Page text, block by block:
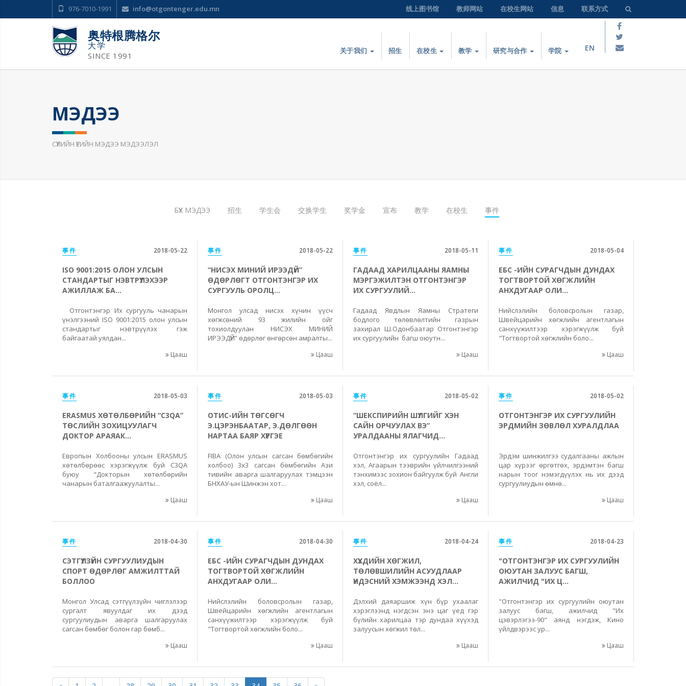
976-7010-1991 info@otgontenger.edu.mn 线上图书馆 教师网站 在校生网站 信息 联系方式
奥特根腾格尔
大学
SINCE 1991 关于我们 招生 在校生 教学 研究与合作 学院 EN
МЭДЭЭ
СҮҮЛИЙН ҮЕИЙН МЭДЭЭ МЭДЭЭЛЭЛ
БҮХ МЭДЭЭ 招生 学生会 交换学生 奖学金 宣布 教学 在校生 事件
事件 2018-05-22
ISO 9001:2015 ОЛОН УЛСЫН
СТАНДАРТЫГ НЭВТРҮҮЛЭХЭЭР
АЖИЛЛАЖ БА...
Отгонтэнгэр Их сургууль чанарын
үнэлгээний ISO 9001:2015 олон улсын
стандартыг нэвтрүүлэх гэж
байгаатай уялдан...
Цааш
事件 2018-05-22
“НИСЭХ МИНИЙ ИРЭЭДҮЙ”
ӨДӨРЛӨГТ ОТГОНТЭНГЭР ИХ
СУРГУУЛЬ ОРОЛЦ...
Монгол улсад нисэх хүчин үүсч
хөгжсөний 93 жилийн ойг
тохиолдуулан НИСЭХ МИНИЙ
ИРЭЭДҮЙ” өдөрлөг өнгөрсөн амралты...
Цааш
事件 2018-05-11
ГАДААД ХАРИЛЦААНЫ ЯАМНЫ
МЭРГЭЖИЛТЭН ОТГОНТЭНГЭР
ИХ СУРГУУЛИЙ...
Гадаад Явдлын Яамны Стратеги
бодлого төлөвлөлтийн газрын
захирал Ш.Одонбаатар Отгонтэнгэр
их сургуулийн багш оюутн...
Цааш
事件 2018-05-04
ЕБС -ИЙН СУРАГЧДЫН ДУНДАХ
ТОГТВОРТОЙ ХӨГЖЛИЙН
АНХДУГААР ОЛИ...
Нийслэлийн боловсролын газар,
Швейцарийн хөгжлийн агентлагын
санхүүжилтээр хэрэгжүүлж буй
"Тогтвортой хөгжлийн боло...
Цааш
事件 2018-05-03
ERASMUS ХӨТӨЛБӨРИЙН “C3QA”
ТӨСЛИЙН ЗОХИЦУУЛАГЧ
ДОКТОР АРАЯАК...
Европын Холбооны улсын ERASMUS
хөтөлбөрөөс хэрэгжүүлж буй C3QA
буюу “Докторын хөтөлбөрийн
чанарын баталгаажуулалты...
Цааш
事件 2018-05-03
ОТИС-ИЙН ТӨГСӨГЧ
Э.ЦЭРЭНБААТАР, Э.ДӨЛГӨӨН
НАРТАА БАЯР ХҮРГЭЕ
FIBA (Олон улсын сагсан бөмбөгийн
холбоо) 3x3 сагсан бөмбөгийн Ази
тивийн аварга шалгаруулах тэмцээн
БНХАУ-ын Шинжэн хот...
Цааш
事件 2018-05-02
“ШЕКСПИРИЙН ШҮЛГИЙГ ХЭН
САЙН ОРЧУУЛАХ ВЭ”
УРАЛДААНЫ ЯЛАГЧИД...
Отгонтэнгэр их сургуулийн Гадаад
хэл, Агаарын тээврийн үйлчилгээний
тэнхимээс зохион байгуулж буй Англи
хэл, соёл...
Цааш
事件 2018-05-02
ОТГОНТЭНГЭР ИХ СУРГУУЛИЙН
ЭРДМИЙН ЗӨВЛӨЛ ХУРАЛДЛАА
Эрдэм шинжилгээ судалгааны ажлын
цар хүрээг өргөтгөх, эрдэмтэн багш
нарын тоог нэмэгдүүлэх нь их дээд
сургуулиудын өмнө...
Цааш
事件 2018-04-30
СЭТГҮҮЛЗҮЙН СУРГУУЛИУДЫН
СПОРТ ӨДӨРЛӨГ АМЖИЛТТАЙ
БОЛЛОО
Монгол Улсад сэтгүүлзүйн чиглэлээр
сургалт явуулдаг их дээд
сургуулиудын аварга шалгаруулах
сагсан бөмбөг болон гар бөмб...
Цааш
事件 2018-04-30
ЕБС -ИЙН СУРАГЧДЫН ДУНДАХ
ТОГТВОРТОЙ ХӨГЖЛИЙН
АНХДУГААР ОЛИ...
Нийслэлийн боловсролын газар,
Швейцарийн хөгжлийн агентлагын
санхүүжилтээр хэрэгжүүлж буй
"Тогтвортой хөгжлийн боло...
Цааш
事件 2018-04-24
ХҮҮХДИЙН ХӨГЖИЛ,
ТӨЛӨВШИЛИЙН АСУУДЛААР
ҮНДЭСНИЙ ХЭМЖЭЭНД ХЭЛ...
Дэлхий даяаршиж хүн бүр ухаалаг
хэрэглээнд нэгдсэн энэ цаг үед гэр
бүлийн харилцаа тэр дундаа хүүхэд
залуусын хөгжил төл...
Цааш
事件 2018-04-23
"ОТГОНТЭНГЭР ИХ СУРГУУЛИЙН
ОЮУТАН ЗАЛУУС БАГШ,
АЖИЛЧИД "ИХ Ц...
"Отгонтэнгэр их сургуулийн оюутан
залуус багш, ажилчид "Их
цэвэрлэгээ-90" аянд нэгдэж, Кино
үйлдвэрээс ур...
Цааш